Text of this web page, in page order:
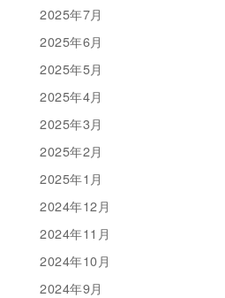
2025年7月
2025年6月
2025年5月
2025年4月
2025年3月
2025年2月
2025年1月
2024年12月
2024年11月
2024年10月
2024年9月